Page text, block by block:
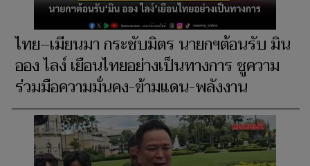
ไทย–เมียนมา กระชับมิตร นายกฯต้อนรับ มิน
ออง ไลง์ เยือนไทยอย่างเป็นทางการ ชูความ
ร่วมมือความมั่นคง-ข้ามแดน-พลังงาน